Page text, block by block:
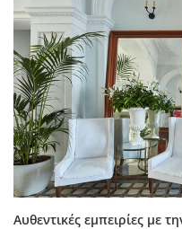
Αυθεντικές εμπειρίες με